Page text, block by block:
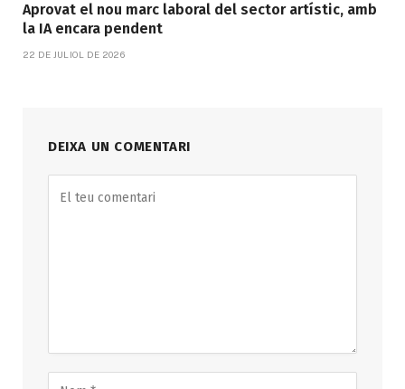
Aprovat el nou marc laboral del sector artístic, amb
la IA encara pendent
22 DE JULIOL DE 2026
DEIXA UN COMENTARI